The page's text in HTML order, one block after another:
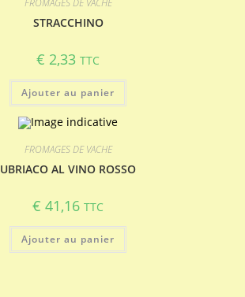
STRACCHINO
€ 2,33 TTC
Ajouter au panier
FROMAGES DE VACHE
UBRIACO AL VINO ROSSO
€ 41,16 TTC
Ajouter au panier